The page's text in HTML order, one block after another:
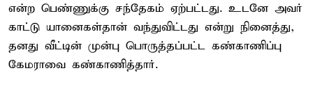
என்ற பெண்ணுக்கு சந்தேகம் ஏற்பட்டது. உடனே அவர்
காட்டு யானைகள்தான் வந்துவிட்டது என்று நினைத்து,
தனது வீட்டின் முன்பு பொருத்தப்பட்ட கண்காணிப்பு
கேமராவை கண்காணித்தார்.